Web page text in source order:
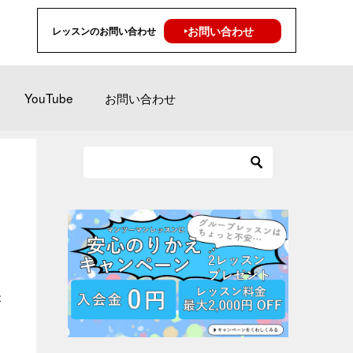
レッスンのお問い合わせ ‣お問い合わせ
YouTube お問い合わせ